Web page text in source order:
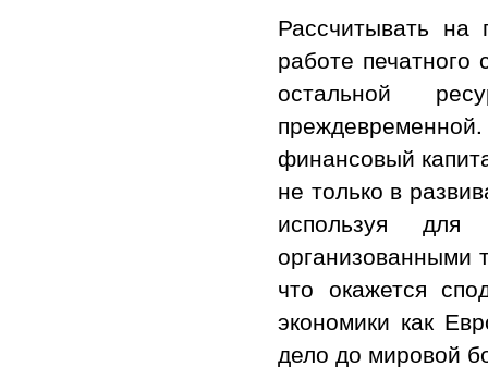
Рассчитывать на
работе
остальной
финансовый
не только в
используя
организованными
что окажется
экономики как
дело до мировой